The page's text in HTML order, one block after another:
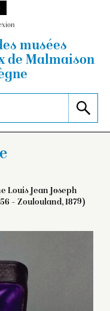
musées
de Malmaison
Louis Jean Joseph
– Zoulouland, 1879)